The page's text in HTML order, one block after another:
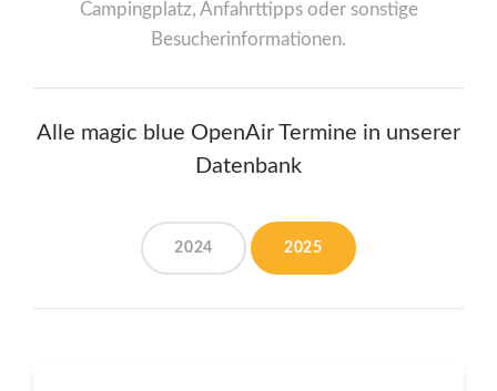
Campingplatz, Anfahrttipps oder sonstige
Besucherinformationen.
Alle magic blue OpenAir Termine in unserer
Datenbank
2024 2025